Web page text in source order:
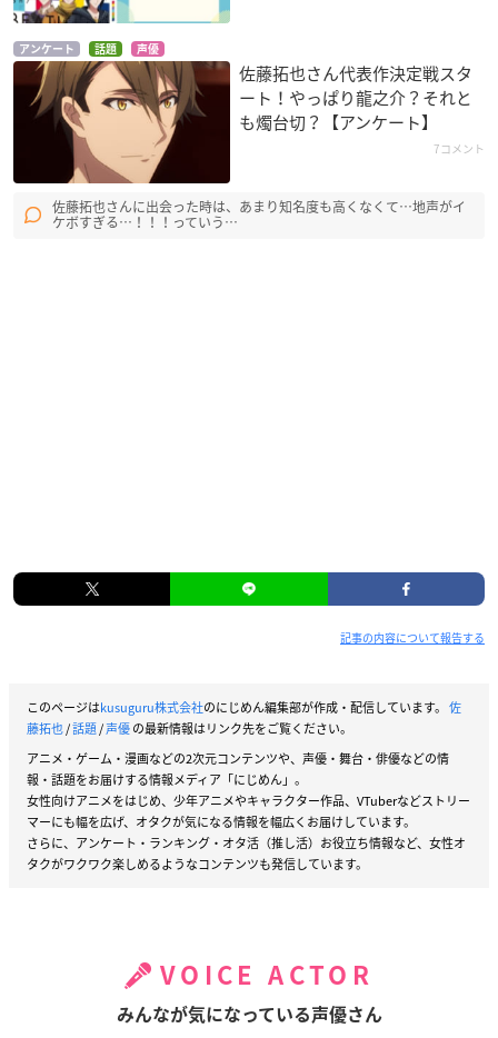
アンケート 話題 声優
佐藤拓也さん代表作決定戦スタ
ート！やっぱり龍之介？それと
も燭台切？【アンケート】
7コメント
佐藤拓也さんに出会った時は、あまり知名度も高くなくて…地声がイ
ケボすぎる…！！！っていう…
記事の内容について報告する
このページはkusuguru株式会社のにじめん編集部が作成・配信しています。 佐
藤拓也/話題/声優の最新情報はリンク先をご覧ください。
アニメ・ゲーム・漫画などの2次元コンテンツや、声優・舞台・俳優などの情
報・話題をお届けする情報メディア「にじめん」。
女性向けアニメをはじめ、少年アニメやキャラクター作品、VTuberなどストリー
マーにも幅を広げ、オタクが気になる情報を幅広くお届けしています。
さらに、アンケート・ランキング・オタ活（推し活）お役立ち情報など、女性オ
タクがワクワク楽しめるようなコンテンツも発信しています。
VOICE ACTOR
みんなが気になっている声優さん